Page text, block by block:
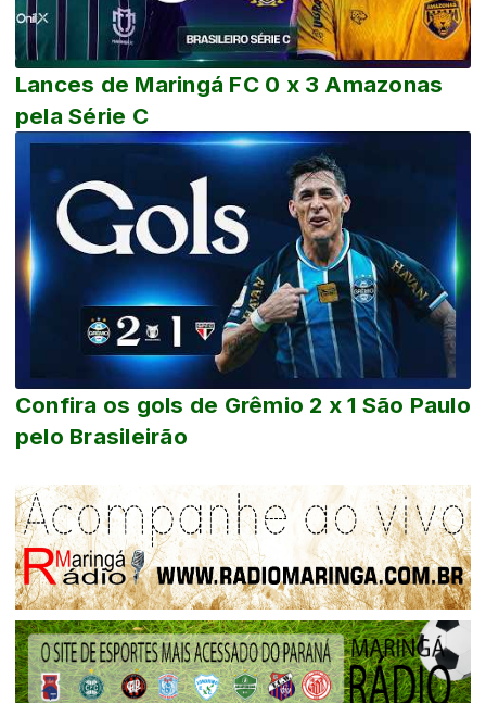
Lances de Maringá FC 0 x 3 Amazonas
pela Série C
Confira os gols de Grêmio 2 x 1 São Paulo
pelo Brasileirão